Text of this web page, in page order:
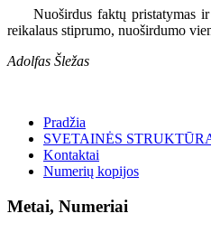
Nuoširdus faktų pristatymas ir
reikalaus stiprumo, nuoširdumo
Adolfas Šležas
Pradžia
SVETAINĖS
Kontaktai
Numerių kopijos
Metai, Numeriai